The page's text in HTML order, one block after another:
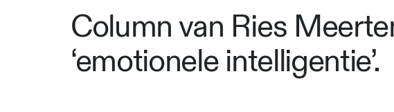
Column van Ries
‘emotionele intelligentie’.